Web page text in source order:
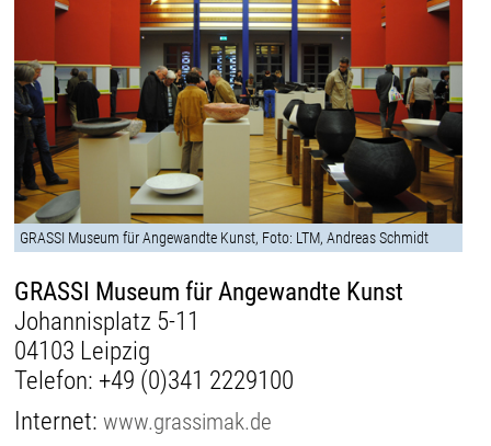
GRASSI Museum für Angewandte Kunst, Foto: LTM, Andreas Schmidt
GRASSI Museum für Angewandte Kunst
Johannisplatz 5-11
04103 Leipzig
Telefon: +49 (0)341 2229100
Internet:www.grassimak.de